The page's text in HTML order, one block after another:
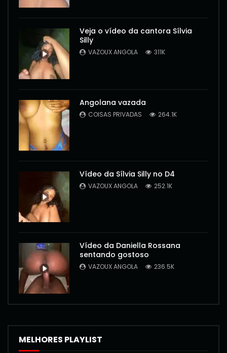
Veja o vídeo da cantora Sílvia
Silly
VAZOUX ANGOLA 311K
Angolana vazada
COISAS PRIVADAS 264.1K
Vídeo da Sílvia Silly no D4
VAZOUX ANGOLA 252.1K
Vídeo da Daniella Rossana
sentando gostoso
VAZOUX ANGOLA 236.5K
MELHORES PLAYLIST